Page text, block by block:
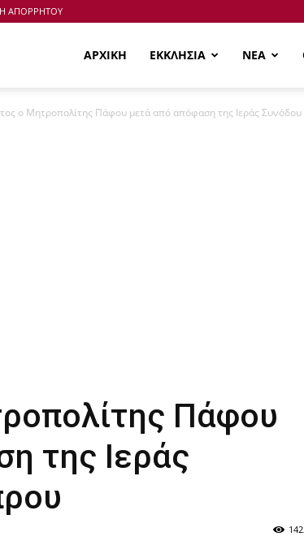
ΑΠΟΡΡΗΤΟΥ
ΑΡΧΙΚΗ ΕΚΚΛΗΣΙΑ ΝΕΑ
ο Μητροπολίτης Πάφου μετά από απόφαση της Ιεράς
Πάφου
της Ιεράς